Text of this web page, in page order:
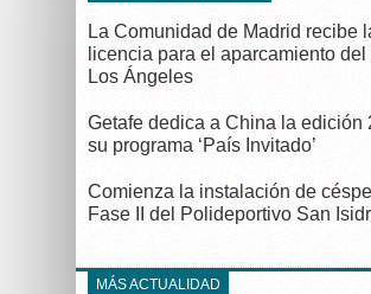
La Comunidad de Madrid recibe
licencia para el aparcamiento
Los Ángeles
Getafe dedica a China la edición
su programa ‘País Invitado’
Comienza la instalación de
Fase II del Polideportivo San
MÁS ACTUALIDAD